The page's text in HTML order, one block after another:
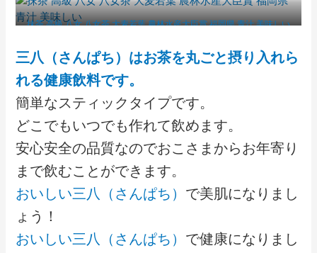
抹茶 高級 八女 八女茶 大麦若葉 農林水産大臣賞 福岡県 青汁 美味しい
三八（さんぱち）はお茶を丸ごと摂り入れら
れる健康飲料です。
簡単なスティックタイプです。
どこでもいつでも作れて飲めます。
安心安全の品質なのでおこさまからお年寄り
まで飲むことができます。
おいしい三八（さんぱち） で美肌になりまし
ょう！
おいしい三八（さんぱち） で健康になりまし